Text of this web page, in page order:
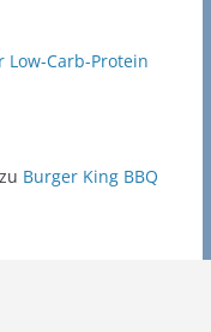
Low-Carb-Protein
Burger King BBQ